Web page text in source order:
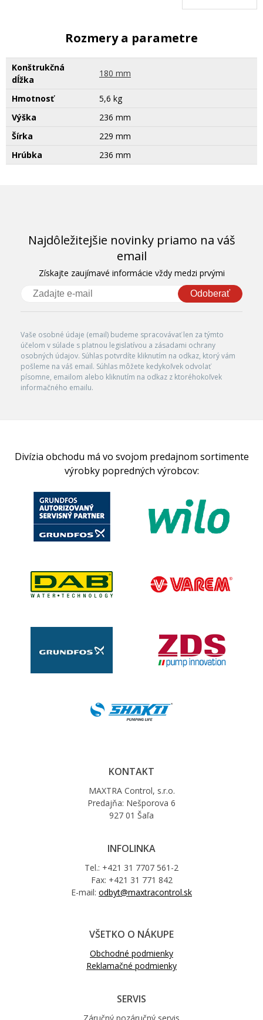
Rozmery a parametre
Konštrukčná
dĺžka
180 mm
Hmotnosť
5,6 kg
Výška
236 mm
Šírka
229 mm
Hrúbka
236 mm
Najdôležitejšie novinky priamo na váš
email
Získajte zaujímavé informácie vždy medzi prvými
Odoberať
Vaše osobné údaje (email) budeme spracovávať len za týmto
účelom v súlade s platnou legislatívou a zásadami ochrany
osobných údajov. Súhlas potvrdíte kliknutím na odkaz, ktorý vám
pošleme na váš email. Súhlas môžete kedykoľvek odvolať
písomne, emailom alebo kliknutím na odkaz z ktoréhokoľvek
informačného emailu.
Divízia obchodu má vo svojom predajnom sortimente
výrobky popredných výrobcov:
KONTAKT
MAXTRA Control, s.r.o.
Predajňa: Nešporova 6
927 01 Šaľa
INFOLINKA
Tel.: +421 31 7707 561-2
Fax: +421 31 771 842
E-mail: odbyt@maxtracontrol.sk
VŠETKO O NÁKUPE
Obchodné podmienky
Reklamačné podmienky
SERVIS